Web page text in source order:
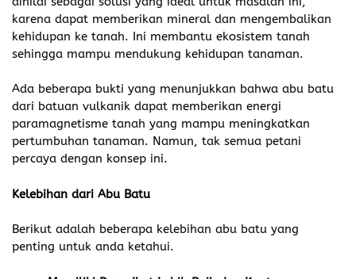
karena dapat memberikan mineral dan mengembalikan
kehidupan ke tanah. Ini membantu ekosistem tanah
sehingga mampu mendukung kehidupan tanaman.
Ada beberapa bukti yang menunjukkan bahwa abu batu
dari batuan vulkanik dapat memberikan energi
paramagnetisme tanah yang mampu meningkatkan
pertumbuhan tanaman. Namun, tak semua petani
percaya dengan konsep ini.
Kelebihan dari Abu Batu
Berikut adalah beberapa kelebihan abu batu yang
penting untuk anda ketahui.